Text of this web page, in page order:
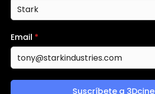
Email *
Suscríbete a 3Dcine